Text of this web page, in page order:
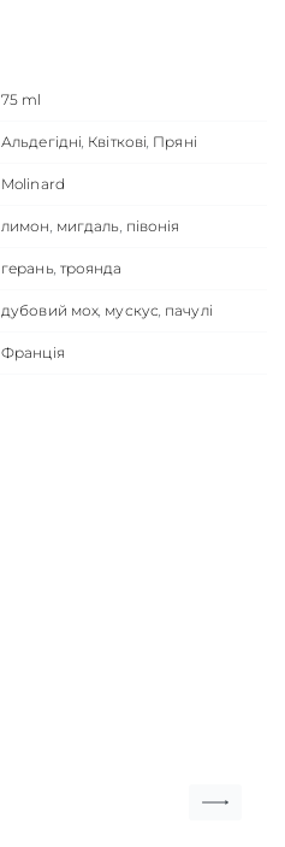
75 ml
Альдегідні, Квіткові, Пряні
Molinard
лимон, мигдаль, півонія
герань, троянда
дубовий мох, мускус, пачулі
Франція